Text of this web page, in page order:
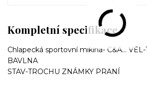
Kompletní specifikace
Chlapecká sportovní mikina- C&A... VEL-
BAVLNA
STAV-TROCHU ZNÁMKY PRANÍ